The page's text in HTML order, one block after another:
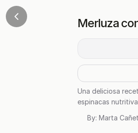
Merluza
Una deliciosa
espinacas
By: Marta